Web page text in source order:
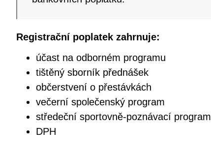
Registrační poplatek zahrnuje:
účast na odborném programu
tištěný sborník přednášek
občerstvení o přestávkách
večerní společenský program
středeční sportovně-poznávací program
DPH